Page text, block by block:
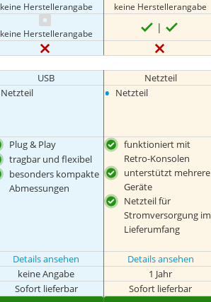
keine Herstellerangabe keine Herstellerangabe
keine Herstellerangabe
USB Netzteil
Netzteil • Netzteil
Plug & Play
tragbar und flexibel
besonders kompakte
Abmessungen
funktioniert mit
Retro-Konsolen
unterstützt mehrere
Geräte
Netzteil für
Stromversorgung im
Lieferumfang
Details ansehen Details ansehen
keine Angabe 1 Jahr
Sofort lieferbar Sofort lieferbar